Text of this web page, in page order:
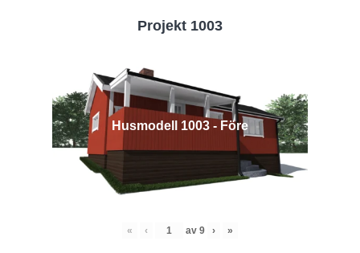
Projekt 1003
Husmodell 1003 - Före
« ‹ av 9 › »